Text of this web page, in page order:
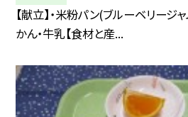
【献立】・米粉パン(ブルーベリージ
かん・牛乳【食材と産...